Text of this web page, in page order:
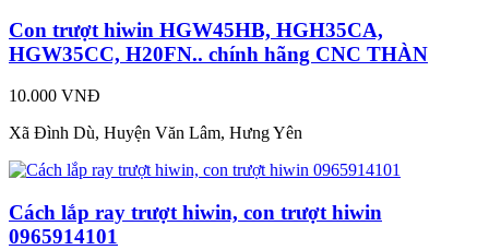
Con trượt hiwin HGW45HB, HGH35CA,
HGW35CC, H20FN.. chính hãng CNC THÀN
10.000 VNĐ
Xã Đình Dù, Huyện Văn Lâm, Hưng Yên
Cách lắp ray trượt hiwin, con trượt hiwin
0965914101